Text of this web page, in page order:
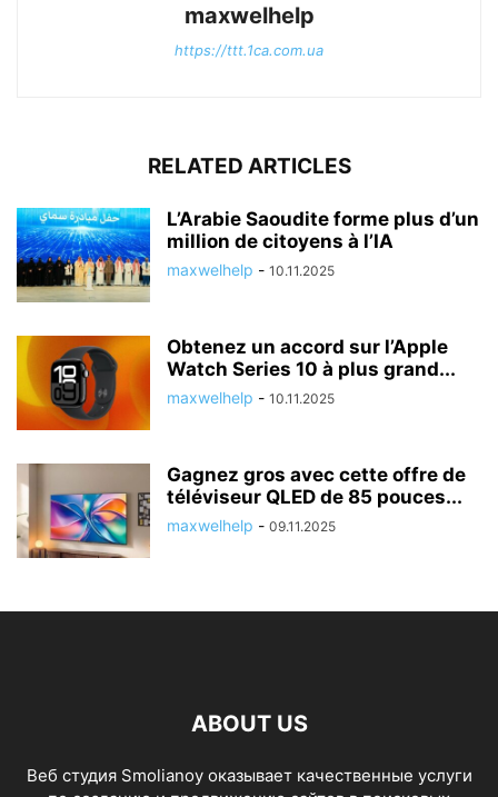
maxwelhelp
https://ttt.1ca.com.ua
RELATED ARTICLES
L’Arabie Saoudite forme plus d’un
million de citoyens à l’IA
maxwelhelp - 10.11.2025
Obtenez un accord sur l’Apple
Watch Series 10 à plus grand...
maxwelhelp - 10.11.2025
Gagnez gros avec cette offre de
téléviseur QLED de 85 pouces...
maxwelhelp - 09.11.2025
ABOUT US
Веб студия Smolianoy оказывает качественные услуги